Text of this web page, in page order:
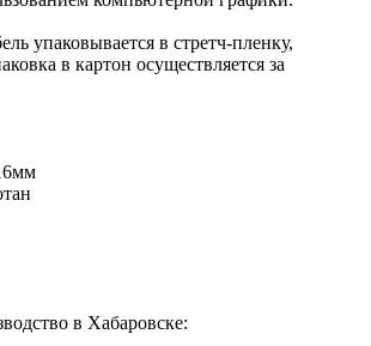
упаковывается в стретч-пленку,
в картон осуществляется за
в Хабаровске: